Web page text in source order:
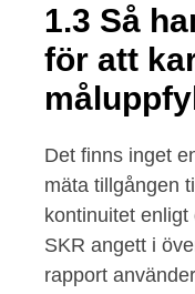
1.3 Så
för att
Det finns inget
mäta tillgången
kontinuitet
SKR angett i
rapport